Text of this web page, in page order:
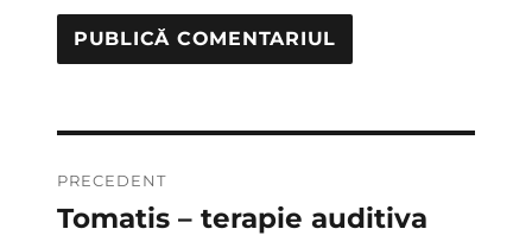
în
PRECEDENT
Articolul
Tomatis – terapie auditiva